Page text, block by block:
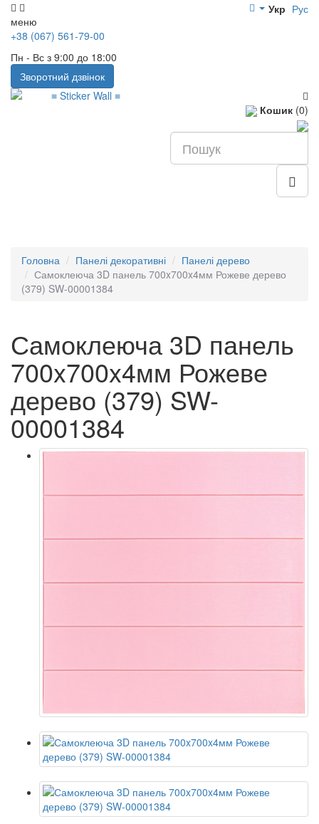
меню
Укр Рус
+38 (067) 561-79-00
Пн - Вс з 9:00 до 18:00
Зворотний дзвінок
Кошик (0)
Головна Панелі декоративні
Панелі дерево
Самоклеюча 3D панель 700x700x4мм Рожеве дерево
(379) SW-00001384
Самоклеюча 3D панель
700x700x4мм Рожеве
дерево (379) SW-
00001384